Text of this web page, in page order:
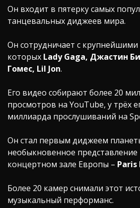
Он входит в пятерку самых
танцевальных диджеев мира.
Он сотрудничает с крупнейшими
которых Lady Gaga, Джастин
Гомес, Lil Jon.
Его видео собирают более 20
просмотров на YouTube, у трёх
миллиарда прослушиваний на
Он стал первым диджеем
необыкновенное
концертном зале Европы – Paris
Более 20 камер снимали этот
музыкальный перформанс.